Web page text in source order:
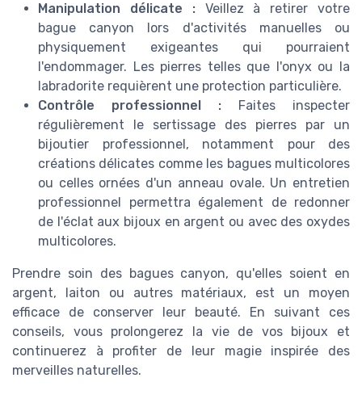
Manipulation délicate :Veillez à retirer votre
bague canyon lors d'activités manuelles ou
physiquement exigeantes qui pourraient
l'endommager. Les pierres telles que l'onyx ou la
labradorite requièrent une protection particulière.
Contrôle professionnel : Faites inspecter
régulièrement le sertissage des pierres par un
bijoutier professionnel, notamment pour des
créations délicates comme les bagues multicolores
ou celles ornées d'un anneau ovale. Un entretien
professionnel permettra également de redonner
de l'éclat aux bijoux en argent ou avec des oxydes
multicolores.
Prendre soin des bagues canyon, qu'elles soient en
argent, laiton ou autres matériaux, est un moyen
efficace de conserver leur beauté. En suivant ces
conseils, vous prolongerez la vie de vos bijoux et
continuerez à profiter de leur magie inspirée des
merveilles naturelles.